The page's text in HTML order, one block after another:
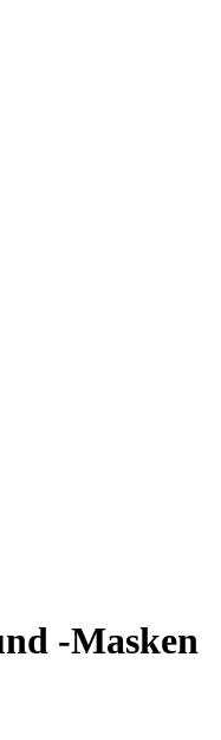
-Masken